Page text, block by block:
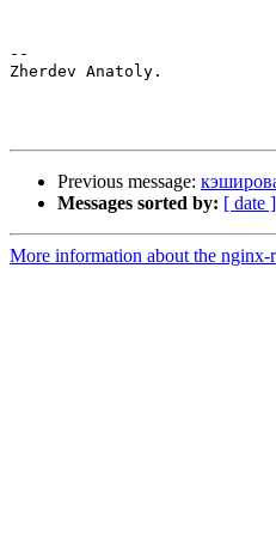
--
Zherdev Anatoly.
Previous message:
Messages sorted by: [ date ]
More information about the